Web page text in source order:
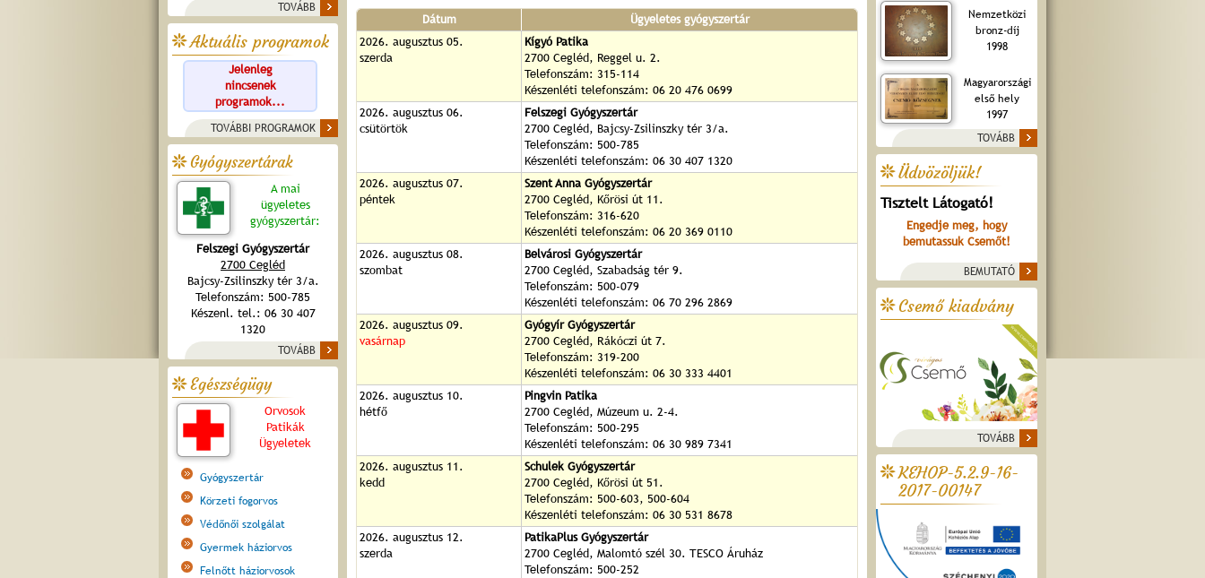
TOVÁBB
Aktuális programok
Jelenleg
nincsenek
programok...
TOVÁBBI PROGRAMOK
Gyógyszertárak
A mai
ügyeletes
gyógyszertár:
Felszegi Gyógyszertár
2700 Cegléd
Bajcsy-Zsilinszky tér 3/a.
Telefonszám: 500-785
Készenl. tel.: 06 30 407
1320
TOVÁBB
Egészségügy
Orvosok
Patikák
Ügyeletek
Gyógyszertár
Körzeti fogorvos
Védőnői szolgálat
Gyermek háziorvos
Felnőtt háziorvosok
Dátum
Ügyeletes gyógyszertár
2026. augusztus 05.
szerda
Kígyó Patika
2700 Cegléd, Reggel u. 2.
Telefonszám: 315-114
Készenléti telefonszám: 06 20 476 0699
2026. augusztus 06.
csütörtök
Felszegi Gyógyszertár
2700 Cegléd, Bajcsy-Zsilinszky tér 3/a.
Telefonszám: 500-785
Készenléti telefonszám: 06 30 407 1320
2026. augusztus 07.
péntek
Szent Anna Gyógyszertár
2700 Cegléd, Kőrösi út 11.
Telefonszám: 316-620
Készenléti telefonszám: 06 20 369 0110
2026. augusztus 08.
szombat
Belvárosi Gyógyszertár
2700 Cegléd, Szabadság tér 9.
Telefonszám: 500-079
Készenléti telefonszám: 06 70 296 2869
2026. augusztus 09.
vasárnap
Gyógyír Gyógyszertár
2700 Cegléd, Rákóczi út 7.
Telefonszám: 319-200
Készenléti telefonszám: 06 30 333 4401
2026. augusztus 10.
hétfő
Pingvin Patika
2700 Cegléd, Múzeum u. 2-4.
Telefonszám: 500-295
Készenléti telefonszám: 06 30 989 7341
2026. augusztus 11.
kedd
Schulek Gyógyszertár
2700 Cegléd, Kőrösi út 51.
Telefonszám: 500-603, 500-604
Készenléti telefonszám: 06 30 531 8678
2026. augusztus 12.
szerda
PatikaPlus Gyógyszertár
2700 Cegléd, Malomtó szél 30. TESCO Áruház
Telefonszám: 500-252
Nemzetközi
bronz-díj
1998
Magyarországi
első hely
1997
TOVÁBB
Üdvözöljük!
Tisztelt Látogató!
Engedje meg, hogy
bemutassuk Csemőt!
BEMUTATÓ
Csemő kiadvány
TOVÁBB
KEHOP-5.2.9-16-
2017-00147